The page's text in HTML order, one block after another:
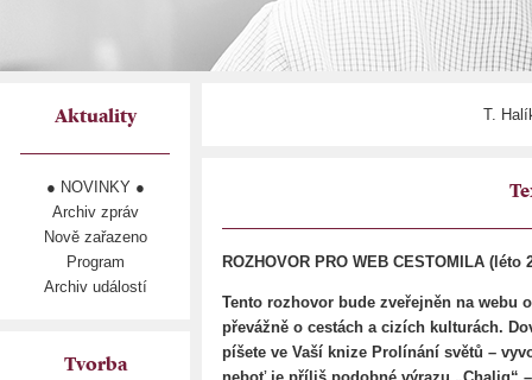
Aktuality
● NOVINKY ●
Archiv zpráv
Nově zařazeno
Program
Archiv událostí
Tvorba
T.
ROZHOVOR PRO WEB CESTOMILA (léto
Tento rozhovor bude zveřejněn na webu
převážně o cestách a cizích kulturách.
píšete ve Vaší knize Prolínání světů –